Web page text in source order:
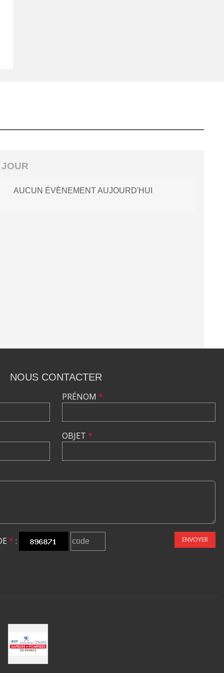
AUCUN ÉVÈNEMENT AUJOURD'HUI
NOUS CONTACTER
PRÉNOM *
OBJET *
* : ENVOYER